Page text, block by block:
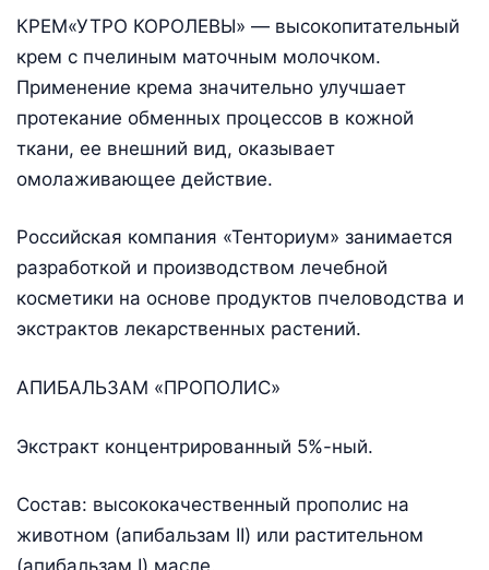
КРЕМ«УТРО КОРОЛЕВЫ» — высокопитательный
крем с пчелиным маточным молочком.
Применение крема значительно улучшает
протекание обменных процессов в кожной
ткани, ее внешний вид, оказывает
омолаживающее действие.
Российская компания «Тенториум» занимается
разработкой и производством лечебной
косметики на основе продуктов пчеловодства и
экстрактов лекарственных растений.
АПИБАЛЬЗАМ «ПРОПОЛИС»
Экстракт концентрированный 5%-ный.
Состав: высококачественный прополис на
животном (апибальзам II) или растительном